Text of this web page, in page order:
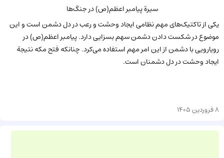
سیرة پیامبر اعظم(ص) در جنگ‌ها
یکی از تاکتیک‌های مهم نظامی ایجاد وحشت و رعب در دل دشمن است و این
موضوع در شکست دادن دشمن سهم بسزایی دارد. پیامبر اعظم(ص) در
رویارویی با دشمن از این امر مهم استفاده می‌کرد. چنانکه فتح مکه نتیجة
ایجاد وحشت در دل دشمنان است.
8 فروردین 1405